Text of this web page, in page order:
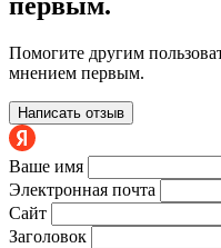
первым.
Помогите другим
мнением первым.
Написать отзыв
Ваше имя
Электронная почта
Сайт
Заголовок